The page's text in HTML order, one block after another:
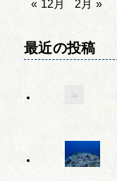
« 12月 2月 »
最近の投稿